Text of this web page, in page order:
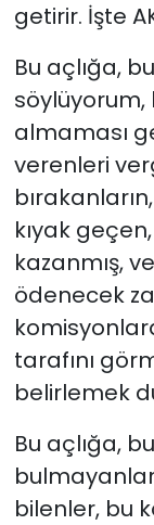
getirir. İşte
Bu açlığa,
söylüyorum,
almaması
verenleri
kıyak
kazanmış,
ödenecek
tarafını
belirlemek
Bu açlığa,
bilenler, bu